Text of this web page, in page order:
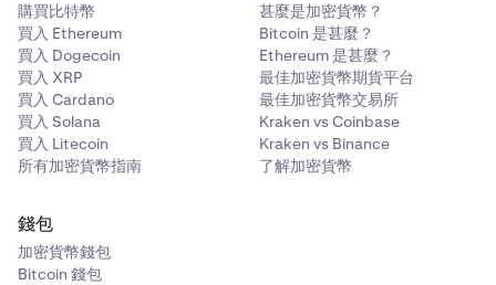
購買比特幣
買入 Ethereum
買入 Dogecoin
買入 XRP
買入 Cardano
買入 Solana
買入 Litecoin
所有加密貨幣指南
甚麼是加密貨幣？
Bitcoin 是甚麼？
Ethereum 是甚麼？
最佳加密貨幣期貨平台
最佳加密貨幣交易所
Kraken vs Coinbase
Kraken vs Binance
了解加密貨幣
錢包
加密貨幣錢包
Bitcoin 錢包